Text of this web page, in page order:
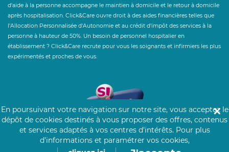
d'aide à la personne accompagne le maintien à domicile et le retour à domicile
après hospitalisation. Click&Care ouvre droit à des aides financières telles que
l'Allocation Personnalisée d'Autonomie et au crédit d'impôt des services à la
personne à hauteur de 50%. Un besoin de personnel hospitalier en
établissement ? Click&Care recrute pour vous les soignants et infirmiers les plus
expérimentés et proches de vous.
En poursuivant votre navigation sur notre site, vous acceptez le
dépôt de cookies destinés à vous proposer des offres, contenus
et services adaptés à vos centres d’intérêts. Pour plus
d’informations et paramétrer vos cookies,
✕